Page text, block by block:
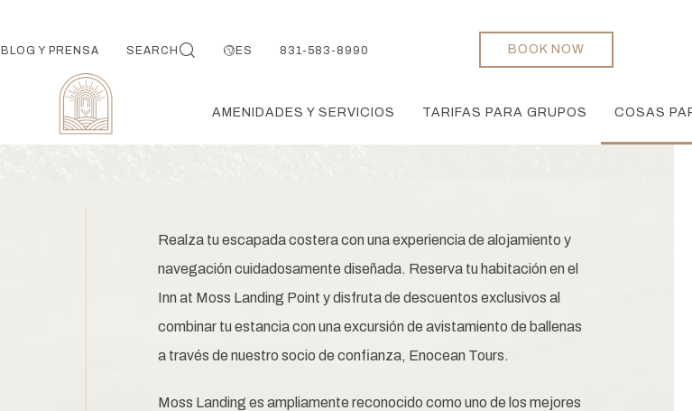
BLOG Y PRENSA SEARCH ES 831-583-8990 BOOK NOW
AMENIDADES Y SERVICIOS TARIFAS PARA GRUPOS COSAS
Realza tu escapada costera con una experiencia de alojamiento y
navegación cuidadosamente diseñada. Reserva tu habitación en el
Inn at Moss Landing Point y disfruta de descuentos exclusivos al
combinar tu estancia con una excursión de avistamiento de ballenas
a través de nuestro socio de confianza, Enocean Tours.
Moss Landing es ampliamente reconocido como uno de los mejores